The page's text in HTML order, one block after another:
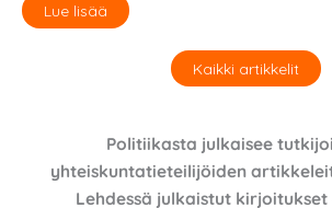
Lue lisää
Kaikki artikkelit
Politiikasta julkaisee
yhteiskuntatieteilijöiden
Lehdessä julkaistut